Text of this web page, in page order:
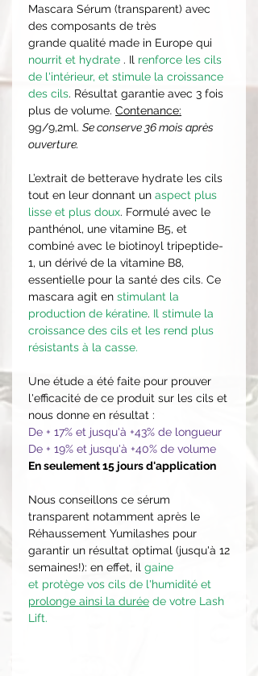
Mascara Sérum (transparent) avec
des composants de très
grande qualité made in Europe qui
nourrit et hydrate . Il renforce les cils
de l'intérieur, et stimule la croissance
des cils. Résultat garantie avec 3 fois
plus de volume. Contenance:
9g/9,2ml. Se conserve 36 mois après
ouverture.
L’extrait de betterave hydrate les cils
tout en leur donnant un aspect plus
lisse et plus doux. Formulé avec le
panthénol, une vitamine B5, et
combiné avec le biotinoyl tripeptide-
1, un dérivé de la vitamine B8,
essentielle pour la santé des cils. Ce
mascara agit en stimulant la
production de kératine. Il stimule la
croissance des cils et les rend plus
résistants à la casse.
Une étude a été faite pour prouver
l'efficacité de ce produit sur les cils et
nous donne en résultat :
De + 17% et jusqu'à +43% de longueur
De + 19% et jusqu'à +40% de volume
En seulement 15 jours d'application
Nous conseillons ce sérum
transparent notamment après le
Réhaussement Yumilashes pour
garantir un résultat optimal (jusqu'à 12
semaines!): en effet, il gaine
et protège vos cils de l'humidité et
prolonge ainsi la durée de votre Lash
Lift.